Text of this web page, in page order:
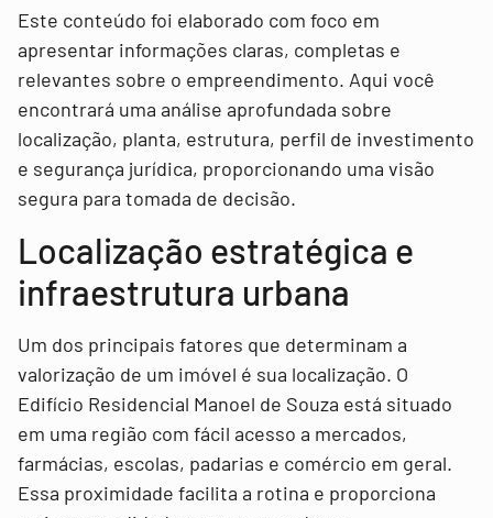
Este conteúdo foi elaborado com foco em
apresentar informações claras, completas e
relevantes sobre o empreendimento. Aqui você
encontrará uma análise aprofundada sobre
localização, planta, estrutura, perfil de investimento
e segurança jurídica, proporcionando uma visão
segura para tomada de decisão.
Localização estratégica e
infraestrutura urbana
Um dos principais fatores que determinam a
valorização de um imóvel é sua localização. O
Edifício Residencial Manoel de Souza está situado
em uma região com fácil acesso a mercados,
farmácias, escolas, padarias e comércio em geral.
Essa proximidade facilita a rotina e proporciona